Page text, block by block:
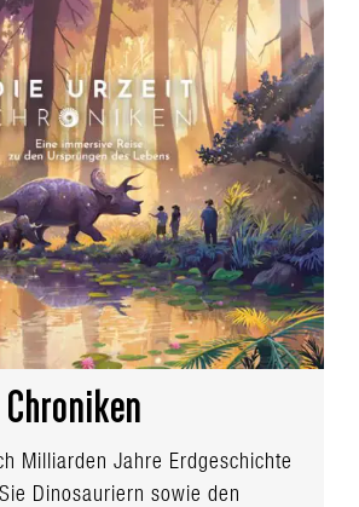
Milliarden Jahre Erdgeschichte
Dinosauriern sowie den